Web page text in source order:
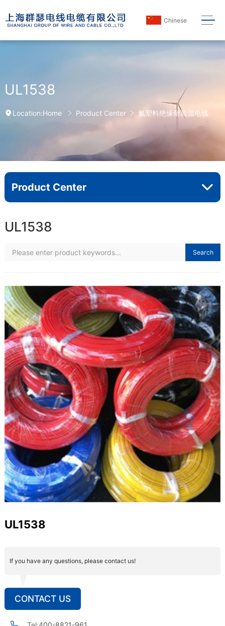
Chinese
UL1538
Location:Home Product Center 氟塑料绝缘耐高温电线
Product Center
UL1538
Search
UL1538
If you have any questions, please contact us!
CONTACT US